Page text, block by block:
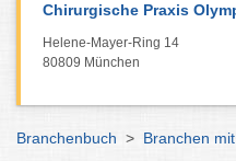
Chirurgische Praxis
Helene-Mayer-Ring 14
80809 München
Branchenbuch > Branchen mit